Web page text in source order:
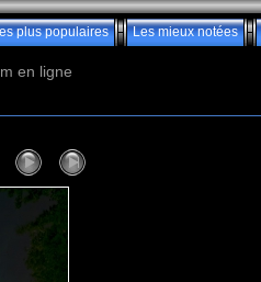
plus populaires Les mieux notées
en ligne